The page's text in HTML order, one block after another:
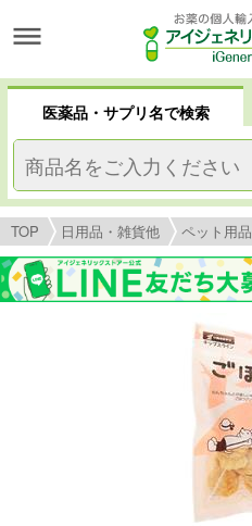
医薬品・サプリ名で検索
TOP 日用品・雑貨他 ペット用品